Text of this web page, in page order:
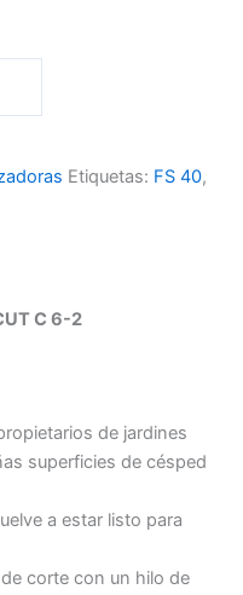
Etiquetas: FS 40,
C 6-2
de jardines
superficies de césped
a estar listo para
corte con un hilo de